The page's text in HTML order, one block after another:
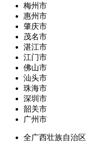
梅州市
惠州市
肇庆市
茂名市
湛江市
江门市
佛山市
汕头市
珠海市
深圳市
韶关市
广州市
全广西壮族自治区